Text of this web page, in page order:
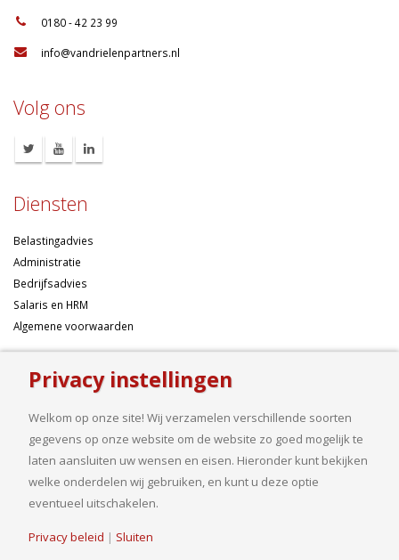
0180 - 42 23 99
info@vandrielenpartners.nl
Volg ons
Diensten
Belastingadvies
Administratie
Bedrijfsadvies
Salaris en HRM
Algemene voorwaarden
Over ons
Ondernemen betekent risico’s nemen, maar dan liefst wel zo
samengesteld mogelijk. Of u nu een onderneming wilt starten met een
goed financieel plan, uw bedrijf wilt uitbreiden op basis van gedegen
cijfers, uw jaarcijfers samengesteld wilt hebben of een helder advies
nodig heeft, bij ons bent u aan het goede adres.
Privacy instellingen
Welkom op onze site! Wij verzamelen verschillende soorten
gegevens op onze website om de website zo goed mogelijk te
laten aansluiten uw wensen en eisen. Hieronder kunt bekijken
welke onderdelen wij gebruiken, en kunt u deze optie
eventueel uitschakelen.
Privacy beleid | Sluiten